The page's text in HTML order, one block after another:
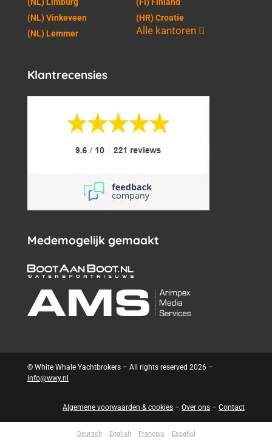
(NL) Limburg
(NL) Vinkeveen
(NL) Lemmer
(FI) Finland
(HR) Croatie
Alle kantoren
Klantrecensies
Medemogelijk gemaakt
© White Whale Yachtbrokers – All rights reserved 2026 –
info@wwy.nl
Algemene voorwaarden & cookies –Over ons –Contact
Deutsch English Français Español